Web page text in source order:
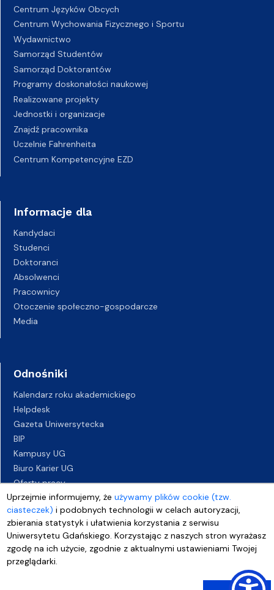
Uprzejmie informujemy, żeużywamy plików cookie (tzw.
ciasteczek) i podobnych technologii w celach autoryzacji,
zbierania statystyk i ułatwienia korzystania z serwisu
Uniwersytetu Gdańskiego. Korzystając z naszych stron wyrażasz
zgodę na ich użycie, zgodnie z aktualnymi ustawieniami Twojej
przeglądarki.
Centrum Języków Obcych
Centrum Wychowania Fizycznego i Sportu
Wydawnictwo
Samorząd Studentów
Samorząd Doktorantów
Programy doskonałości naukowej
Realizowane projekty
Jednostki i organizacje
Znajdź pracownika
Uczelnie Fahrenheita
Centrum Kompetencyjne EZD
Informacje dla
Kandydaci
Studenci
Doktoranci
Absolwenci
Pracownicy
Otoczenie społeczno-gospodarcze
Media
Odnośniki
Kalendarz roku akademickiego
Helpdesk
Gazeta Uniwersytecka
BIP
Kampusy UG
Biuro Karier UG
Oferty pracy
Deklaracja dostępności